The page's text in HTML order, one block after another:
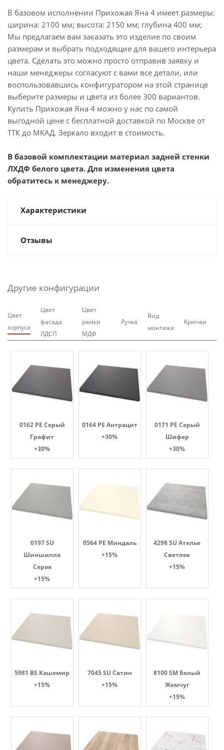
В базовом исполнении Прихожая Яна 4 имеет размеры:
ширина: 2100 мм; высота: 2150 мм; глубина 400 мм;
Мы предлагаем вам заказать это изделие по своим
размерам и выбрать подходящие для вашего интерьера
цвета. Сделать это можно просто отправив заявку и
наши менеджеры согласуют с вами все детали, или
воспользовавшись конфигуратором на этой странице
выберите размеры и цвета из более 300 вариантов.
Купить Прихожая Яна 4 можно у нас по самой
выгодной цене с бесплатной доставкой по Москве от
ТТК до МКАД. Зеркало входит в стоимость.
В базовой комплектации материал задней стенки
ЛХДФ белого цвета. Для изменения цвета
обратитесь к менеджеру.
Характеристики
Отзывы
Другие конфигурации
Цвет
корпуса
Цвет
фасада
ЛДСП
Цвет
рамки
МДФ
Ручка
Вид
монтажа
Крючки
0162 PE Серый
Графит
+30%
0164 PE Антрацит
+30%
0171 PE Серый
Шифер
+30%
0197 SU
Шиншилла
Серая
+15%
0564 PE Миндаль
+15%
4298 SU Ателье
Светлое
+15%
5981 BS Кашемир
+15%
7045 SU Сатин
+15%
8100 SM Белый
Жемчуг
+15%